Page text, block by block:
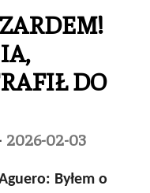
DO
2026-02-03
Byłem o